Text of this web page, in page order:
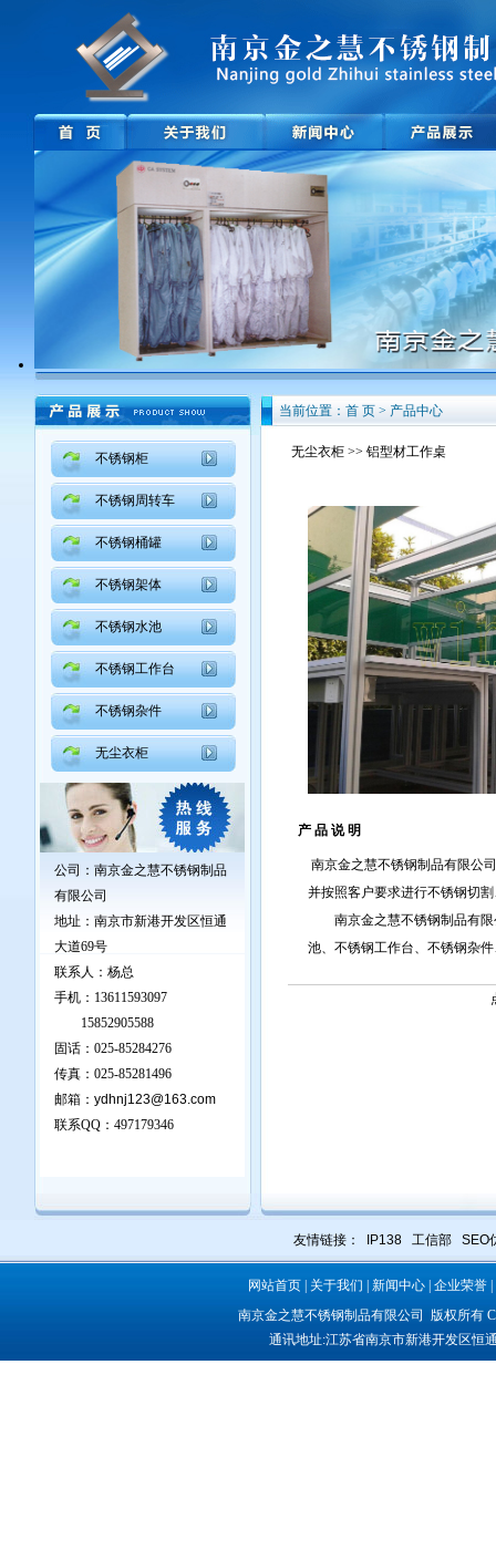
不锈钢柜
不锈钢周转车
不锈钢桶罐
不锈钢架体
不锈钢水池
不锈钢工作台
不锈钢杂件
无尘衣柜
公司：南京金之慧不锈钢制品
有限公司
地址： 南京市新港开发区恒通
大道69号
联系人：杨总
手机：13611593097
15852905588
固话：025-85284276
传真：025-85281496
邮箱： ydhnj123@163.com
联系QQ： 497179346
当前位置：首 页 > 产品中心
无尘衣柜 >> 铝型材工作桌
产 品 说 明
南京金之慧不锈钢制品有限公
并按照客户要求进行不锈钢切
南京金之慧不锈钢制品有限
池、不锈钢工作台、不锈钢杂
友情链接： IP138 工信部 SEO
网站首页 关于我们 新闻中心 企业荣誉
南京金之慧不锈钢制品有限公司
版权所有
通讯地址:江苏省南京市新港开发区恒